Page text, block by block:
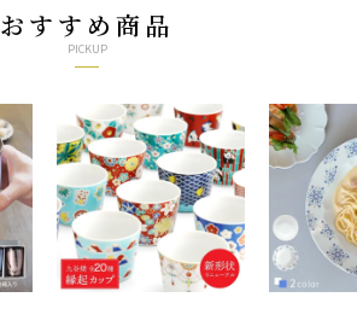
おすすめ商品
PICKUP